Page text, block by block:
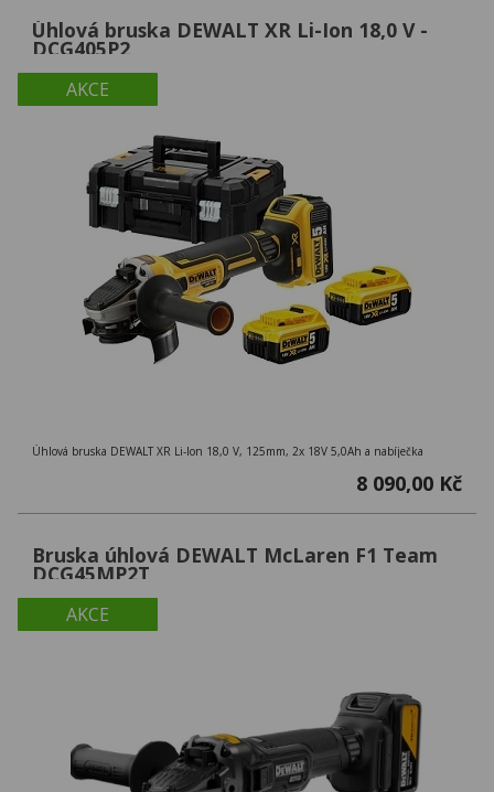
AKCE
Úhlová bruska DEWALT XR Li-Ion 18,0 V -
DCG405P2
Úhlová bruska DEWALT XR Li-Ion 18,0 V, 125mm, 2x 18V 5,0Ah a nabíječka
8 090,00 Kč
AKCE
Bruska úhlová DEWALT McLaren F1 Team
DCG45MP2T